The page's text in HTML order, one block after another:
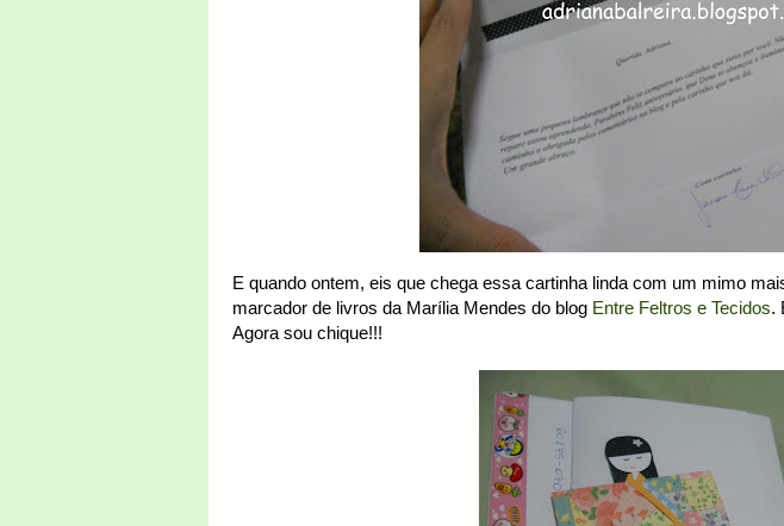
E quando ontem, eis que chega essa cartinha linda com um mimo
marcador de livros da Marília Mendes do blog Entre Feltros e Tecidos.
Agora sou chique!!!